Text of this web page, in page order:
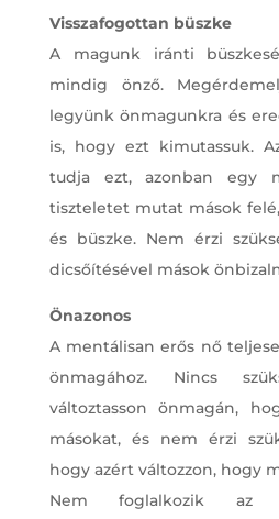
Visszafogottan büszke
A magunk iránti
mindig önző.
legyünk önmagunkra és
is, hogy ezt kimutassuk.
tudja ezt, azonban egy
tiszteletet mutat mások
és büszke. Nem érzi
dicsőítésével mások
Önazonos
A mentálisan erős nő
önmagához. Nincs
változtasson önmagán,
másokat, és nem érzi
hogy azért változzon, hogy
Nem foglalkozik az